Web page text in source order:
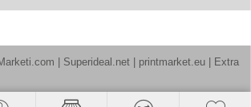
| Superideal.net | printmarket.eu | Extra